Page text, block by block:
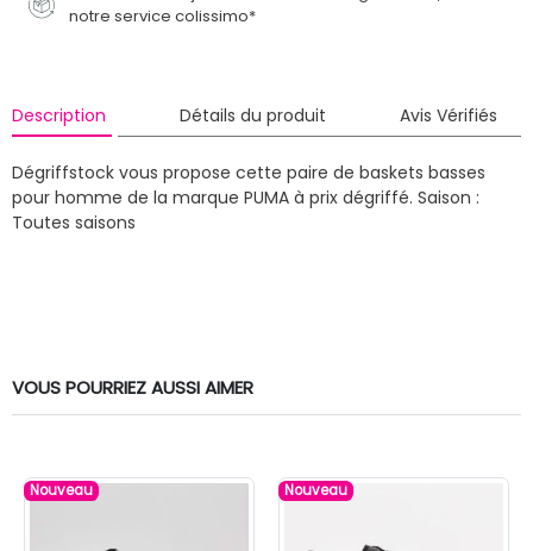
notre service colissimo*
Description Détails du produit Avis Vérifiés
Dégriffstock vous propose cette paire de baskets basses
pour homme de la marque PUMA à prix dégriffé. Saison :
Toutes saisons
VOUS POURRIEZ AUSSI AIMER
Nouveau Nouveau